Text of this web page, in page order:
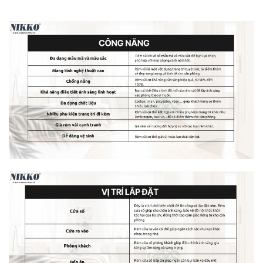
độ sáng trong căn phòng.
có thể tạo ra không gian sáng
tạo và phong cách cho phòng làm việc hoặc phòng trẻ
trong phòng ngủ để tạo ra một không gian nghỉ ngơi
thoải mái và yên bình.
Rèm vải màu xanh dương phù hợp với những
không gian nào?
Rèm cửa vải màu xanh dương là một lựa chọn tuyệt vời
cho việc trang trí nội thất, mang lại không gian sống tươi
mới và thoải mái. Sản phẩm này có thể kết hợp tốt với
nhiều loại màu tường khác nhau, tạo ra những hiệu ứng
trang trí độc đáo và phù hợp với nhiều phong cách trang trí
khác nhau. Dưới đây là một số loại tường màu phù hợp
với rèm cửa vải màu xanh dương:
1. Tường trắng